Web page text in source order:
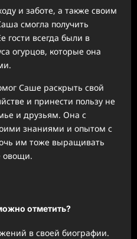
и заботе, а также своим
смогла получить
гости всегда были в
огурцов, которые она
Саше раскрыть свой
и принести пользу не
и друзьям. Она с
знаниями и опытом с
им тоже выращивать
овощи.
отметить?
в своей биографии.